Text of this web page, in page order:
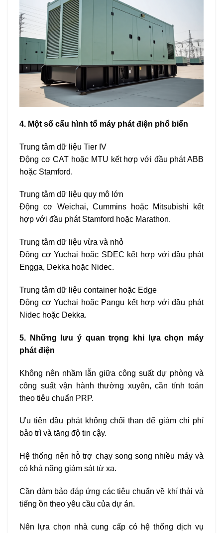
4. Một số cấu hình tổ máy phát điện phổ biến
Trung tâm dữ liệu Tier IV
Động cơ CAT hoặc MTU kết hợp với đầu phát ABB
hoặc Stamford.
Trung tâm dữ liệu quy mô lớn
Động cơ Weichai, Cummins hoặc Mitsubishi kết
hợp với đầu phát Stamford hoặc Marathon.
Trung tâm dữ liệu vừa và nhỏ
Động cơ Yuchai hoặc SDEC kết hợp với đầu phát
Engga, Dekka hoặc Nidec.
Trung tâm dữ liệu container hoặc Edge
Động cơ Yuchai hoặc Pangu kết hợp với đầu phát
Nidec hoặc Dekka.
5. Những lưu ý quan trọng khi lựa chọn máy
phát điện
Không nên nhầm lẫn giữa công suất dự phòng và
công suất vận hành thường xuyên, cần tính toán
theo tiêu chuẩn PRP.
Ưu tiên đầu phát không chổi than để giảm chi phí
bảo trì và tăng độ tin cậy.
Hệ thống nên hỗ trợ chạy song song nhiều máy và
có khả năng giám sát từ xa.
Cần đảm bảo đáp ứng các tiêu chuẩn về khí thải và
tiếng ồn theo yêu cầu của dự án.
Nên lựa chọn nhà cung cấp có hệ thống dịch vụ